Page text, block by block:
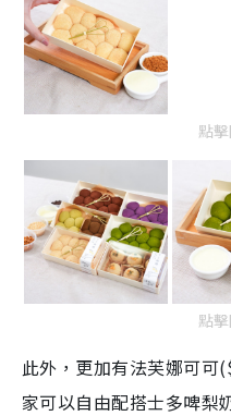
點
點
此外，更加有法芙娜可可
家可以自由配搭士多啤梨